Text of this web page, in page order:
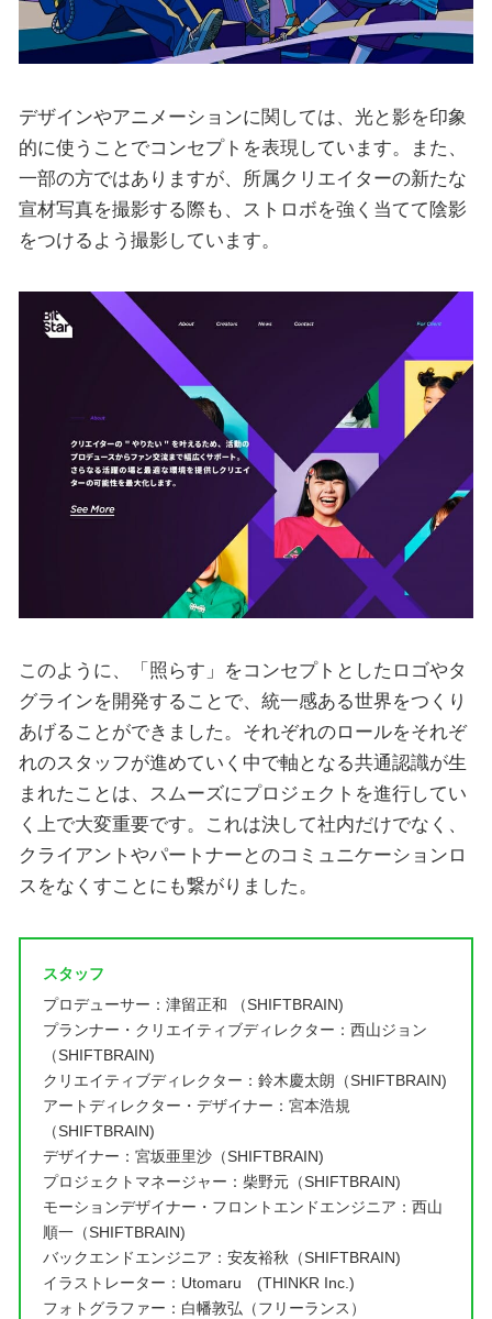
デザインやアニメーションに関しては、光と影を印象
的に使うことでコンセプトを表現しています。また、
一部の方ではありますが、所属クリエイターの新たな
宣材写真を撮影する際も、ストロボを強く当てて陰影
をつけるよう撮影しています。
このように、「照らす」をコンセプトとしたロゴやタ
グラインを開発することで、統一感ある世界をつくり
あげることができました。それぞれのロールをそれぞ
れのスタッフが進めていく中で軸となる共通認識が生
まれたことは、スムーズにプロジェクトを進行してい
く上で大変重要です。これは決して社内だけでなく、
クライアントやパートナーとのコミュニケーションロ
スをなくすことにも繋がりました。
スタッフ
プロデューサー：津留正和 （SHIFTBRAIN)
プランナー・クリエイティブディレクター：西山ジョン
（SHIFTBRAIN)
クリエイティブディレクター：鈴木慶太朗（SHIFTBRAIN)
アートディレクター・デザイナー：宮本浩規
（SHIFTBRAIN)
デザイナー：宮坂亜里沙（SHIFTBRAIN)
プロジェクトマネージャー：柴野元（SHIFTBRAIN)
モーションデザイナー・フロントエンドエンジニア：西山
順一（SHIFTBRAIN)
バックエンドエンジニア：安友裕秋（SHIFTBRAIN)
イラストレーター：Utomaru (THINKR Inc.)
フォトグラファー：白幡敦弘（フリーランス）